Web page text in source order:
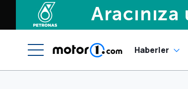
Haberler